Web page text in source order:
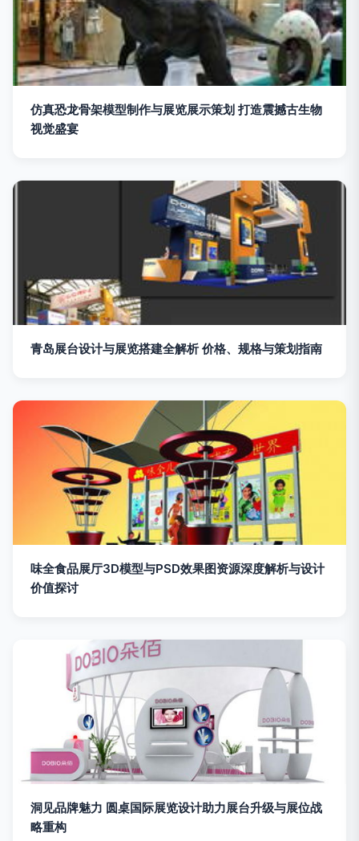
仿真恐龙骨架模型制作与展览展示策划 打造震撼古生物
视觉盛宴
青岛展台设计与展览搭建全解析 价格、规格与策划指南
味全食品展厅3D模型与PSD效果图资源深度解析与设计
价值探讨
洞见品牌魅力 圆桌国际展览设计助力展台升级与展位战
略重构